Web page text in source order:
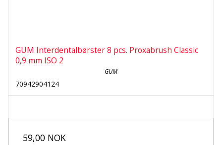
GUM Interdentalbørster 8 pcs. Proxabrush Classic
0,9 mm ISO 2
GUM
70942904124
59,00 NOK